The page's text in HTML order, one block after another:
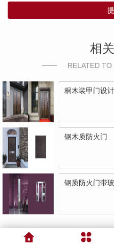
相
RELATED
桐木装甲门设计
钢木质防火门
钢质防火门带